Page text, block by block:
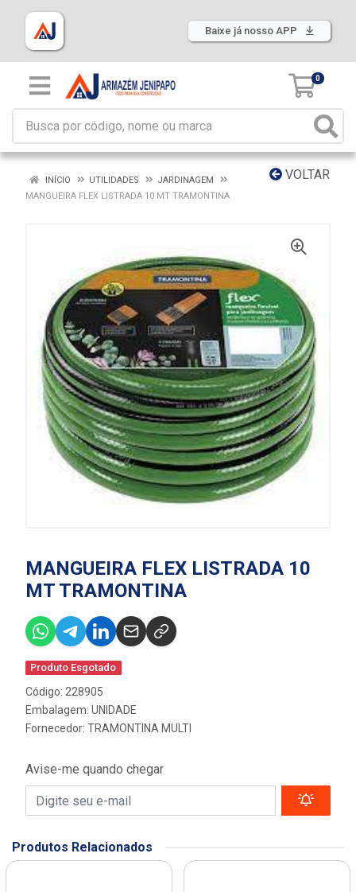
Baixe já nosso APP
0
VOLTAR
INÍCIO UTILIDADES
JARDINAGEM
MANGUEIRA FLEX LISTRADA 10 MT TRAMONTINA
MANGUEIRA FLEX LISTRADA 10
MT TRAMONTINA
Produto Esgotado
Código: 228905
Embalagem: UNIDADE
Fornecedor: TRAMONTINA MULTI
Avise-me quando chegar
Produtos Relacionados